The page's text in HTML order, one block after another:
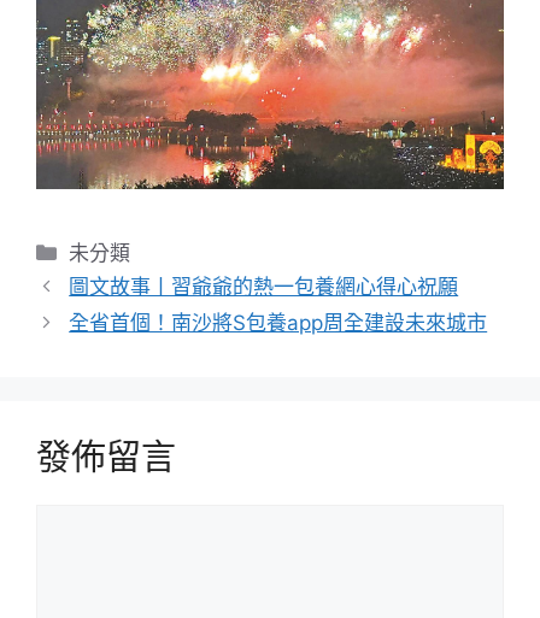
分
類
未分類
圖文故事丨習爺爺的熱一包養網心得心祝願
全省首個！南沙將S包養app周全建設未來城市
發佈留言